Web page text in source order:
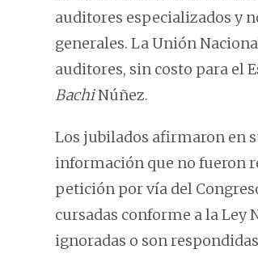
auditores especializados y
generales. La Unión
auditores, sin costo para el
BachiNúñez.
Los jubilados afirmaron en
información que no fueron
petición por vía del
cursadas conforme a la Ley
ignoradas o son